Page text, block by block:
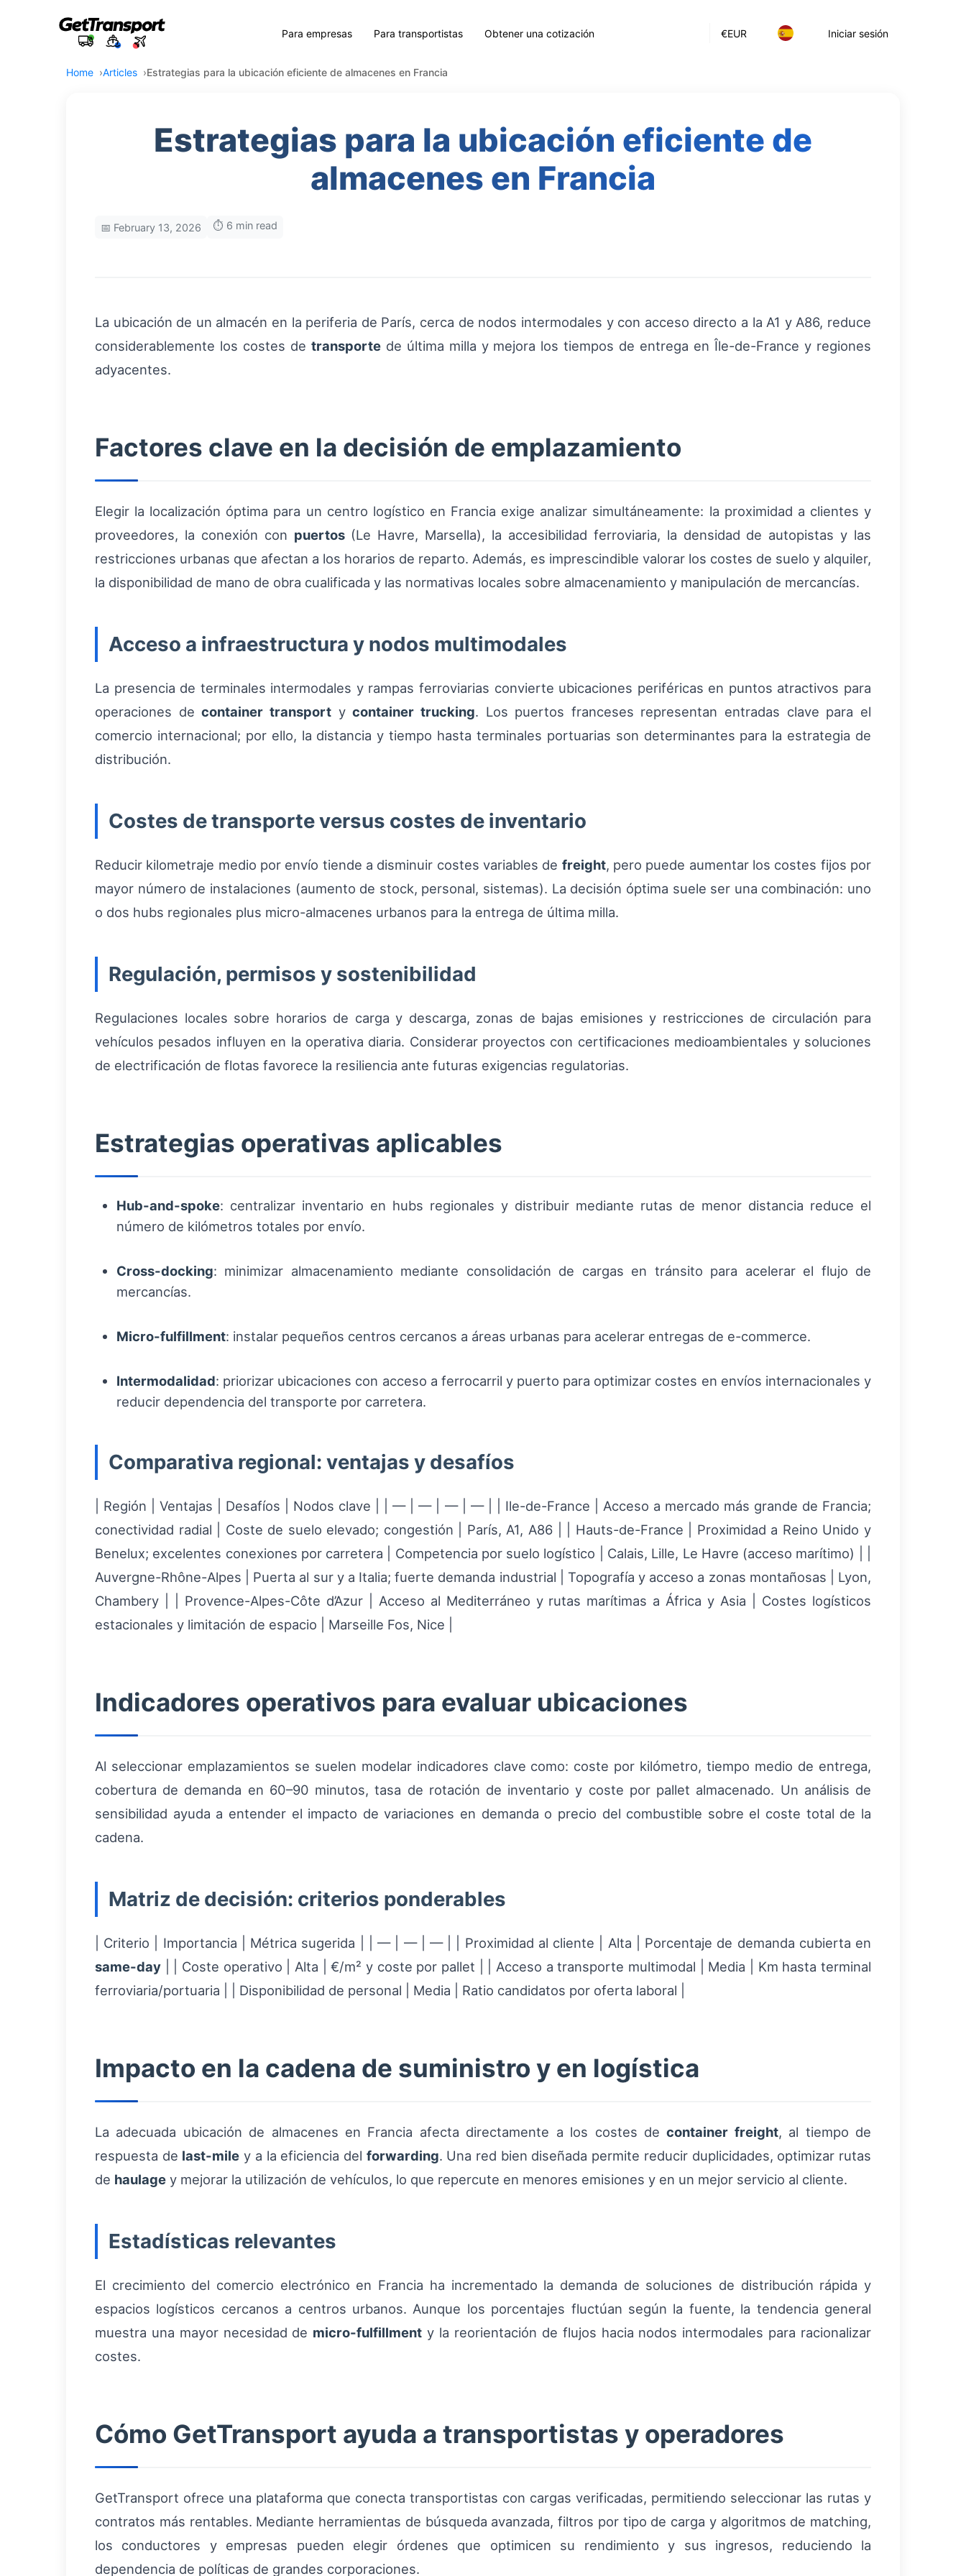
€EUR Iniciar sesión
Para empresas Para transportistas Obtener una cotización
Home Articles Estrategias para la ubicación eficiente de almacenes en Francia
Estrategias para la ubicación eficiente de
almacenes en Francia
📅 February 13, 2026 ⏱️ 6 min read
La ubicación de un almacén en la periferia de París, cerca de nodos intermodales y con acceso directo a la A1 y A86, reduce
considerablemente los costes de transportede última milla y mejora los tiempos de entrega en Île-de-France y regiones
adyacentes.
Factores clave en la decisión de emplazamiento
Elegir la localización óptima para un centro logístico en Francia exige analizar simultáneamente: la proximidad a clientes y
proveedores, la conexión con puertos(Le Havre, Marsella), la accesibilidad ferroviaria, la densidad de autopistas y las
restricciones urbanas que afectan a los horarios de reparto. Además, es imprescindible valorar los costes de suelo y alquiler,
la disponibilidad de mano de obra cualificada y las normativas locales sobre almacenamiento y manipulación de mercancías.
Acceso a infraestructura y nodos multimodales
La presencia de terminales intermodales y rampas ferroviarias convierte ubicaciones periféricas en puntos atractivos para
operaciones decontainer transportycontainer trucking. Los puertos franceses representan entradas clave para el
comercio internacional; por ello, la distancia y tiempo hasta terminales portuarias son determinantes para la estrategia de
distribución.
Costes de transporte versus costes de inventario
Reducir kilometraje medio por envío tiende a disminuir costes variables de freight, pero puede aumentar los costes fijos por
mayor número de instalaciones (aumento de stock, personal, sistemas). La decisión óptima suele ser una combinación: uno
o dos hubs regionales plus micro-almacenes urbanos para la entrega de última milla.
Regulación, permisos y sostenibilidad
Regulaciones locales sobre horarios de carga y descarga, zonas de bajas emisiones y restricciones de circulación para
vehículos pesados influyen en la operativa diaria. Considerar proyectos con certificaciones medioambientales y soluciones
de electrificación de flotas favorece la resiliencia ante futuras exigencias regulatorias.
Estrategias operativas aplicables
Hub-and-spoke: centralizar inventario en hubs regionales y distribuir mediante rutas de menor distancia reduce el
número de kilómetros totales por envío.
Cross-docking: minimizar almacenamiento mediante consolidación de cargas en tránsito para acelerar el flujo de
mercancías.
Micro-fulfillment: instalar pequeños centros cercanos a áreas urbanas para acelerar entregas de e-commerce.
Intermodalidad: priorizar ubicaciones con acceso a ferrocarril y puerto para optimizar costes en envíos internacionales y
reducir dependencia del transporte por carretera.
Comparativa regional: ventajas y desafíos
| Región | Ventajas | Desafíos | Nodos clave | | — | — | — | — | | Ile-de-France | Acceso a mercado más grande de Francia;
conectividad radial | Coste de suelo elevado; congestión | París, A1, A86 | | Hauts-de-France | Proximidad a Reino Unido y
Benelux; excelentes conexiones por carretera | Competencia por suelo logístico | Calais, Lille, Le Havre (acceso marítimo) | |
Auvergne-Rhône-Alpes | Puerta al sur y a Italia; fuerte demanda industrial | Topografía y acceso a zonas montañosas | Lyon,
Chambery | | Provence-Alpes-Côte d’Azur | Acceso al Mediterráneo y rutas marítimas a África y Asia | Costes logísticos
estacionales y limitación de espacio | Marseille Fos, Nice |
Indicadores operativos para evaluar ubicaciones
Al seleccionar emplazamientos se suelen modelar indicadores clave como: coste por kilómetro, tiempo medio de entrega,
cobertura de demanda en 60–90 minutos, tasa de rotación de inventario y coste por pallet almacenado. Un análisis de
sensibilidad ayuda a entender el impacto de variaciones en demanda o precio del combustible sobre el coste total de la
cadena.
Matriz de decisión: criterios ponderables
| Criterio | Importancia | Métrica sugerida | | — | — | — | | Proximidad al cliente | Alta | Porcentaje de demanda cubierta en
same-day | | Coste operativo | Alta | €/m² y coste por pallet | | Acceso a transporte multimodal | Media | Km hasta terminal
ferroviaria/portuaria | | Disponibilidad de personal | Media | Ratio candidatos por oferta laboral |
Impacto en la cadena de suministro y en logística
La adecuada ubicación de almacenes en Francia afecta directamente a los costes decontainer freight, al tiempo de
respuesta de last-mile y a la eficiencia del forwarding. Una red bien diseñada permite reducir duplicidades, optimizar rutas
de haulage y mejorar la utilización de vehículos, lo que repercute en menores emisiones y en un mejor servicio al cliente.
Estadísticas relevantes
El crecimiento del comercio electrónico en Francia ha incrementado la demanda de soluciones de distribución rápida y
espacios logísticos cercanos a centros urbanos. Aunque los porcentajes fluctúan según la fuente, la tendencia general
muestra una mayor necesidad de micro-fulfillment y la reorientación de flujos hacia nodos intermodales para racionalizar
costes.
Cómo GetTransport ayuda a transportistas y operadores
GetTransport ofrece una plataforma que conecta transportistas con cargas verificadas, permitiendo seleccionar las rutas y
contratos más rentables. Mediante herramientas de búsqueda avanzada, filtros por tipo de carga y algoritmos de matching,
los conductores y empresas pueden elegir órdenes que optimicen su rendimiento y sus ingresos, reduciendo la
dependencia de políticas de grandes corporaciones.